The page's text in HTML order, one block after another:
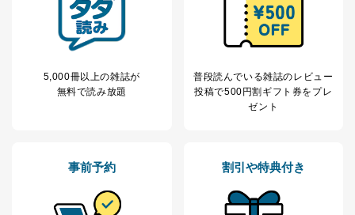
5,000冊以上の雑誌が
無料で読み放題
普段読んでいる雑誌のレビュー
投稿で500円割ギフト券をプレ
ゼント
事前予約 割引や特典付き